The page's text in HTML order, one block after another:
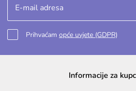
Prihvaćam opće uvjete (GDPR)
Informacije za